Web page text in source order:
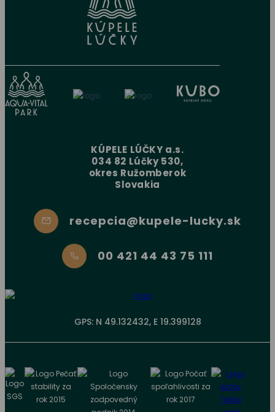
KÚPELE LÚČKY a.s.
034 82 Lúčky 530,
okres Ružomberok
Slovakia
recepcia@kupele-lucky.sk
00 421 44 43 75 111
GPS: N 49.132432, E 19.399128